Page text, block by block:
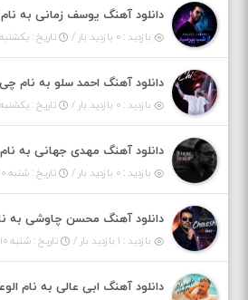
بازدید : ۰ بازدید بار / تاریخ : یکشنبه ۱۱ مرداد ۱۴۰۵
دانلود آهنگ احمد سلو به نام
بازدید : ۰ بازدید بار / تاریخ : یکشنبه ۱۱ مرداد ۱۴۰۵
دانلود آهنگ مهدی جهانی به
بازدید : ۰ بازدید بار / تاریخ : شنبه ۱۰ مرداد ۱۴۰۵
دانلود آهنگ محسن چاوشی به
بازدید : ۱ بازدید بار / تاریخ : شنبه ۱۰ مرداد ۱۴۰۵
دانلود آهنگ ابی عالی به نام